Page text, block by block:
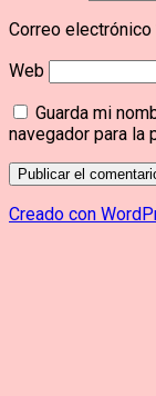
Correo electrónico
Web
Guarda mi
navegador para la
Creado con